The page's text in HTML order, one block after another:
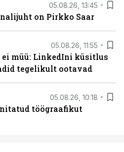
05.08.26, 13:45
on Pirkko Saar
05.08.26, 11:55
ei müü: LinkedIni küsitlus
tegelikult ootavad
05.08.26, 10:18
töögraafikut